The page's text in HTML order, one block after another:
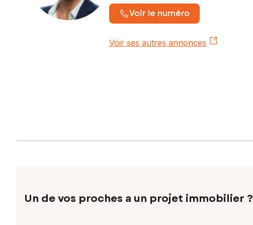
Voir le numéro
Voir ses autres annonces
Un de vos proches a un projet immobilier ?